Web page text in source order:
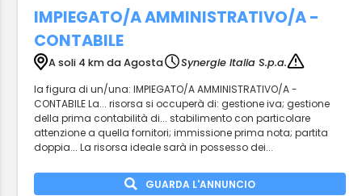
IMPIEGATO/A AMMINISTRATIVO/A -
CONTABILE
A soli 4 km da Agosta
Synergie Italia S.p.a.
la figura di un/una: IMPIEGATO/A AMMINISTRATIVO/A -
CONTABILE La... risorsa si occuperà di: gestione iva; gestione
della prima contabilità di... stabilimento con particolare
attenzione a quella fornitori; immissione prima nota; partita
doppia... La risorsa ideale sarà in possesso dei...
GUARDA L'ANNUNCIO